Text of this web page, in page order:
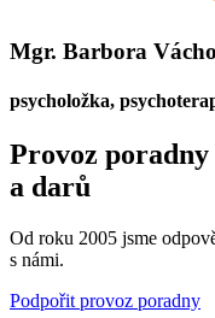
Mgr. Barbora
psycholožka,
Provoz
a darů
Od roku 2005 jsme
s námi.
Podpořit provoz poradny